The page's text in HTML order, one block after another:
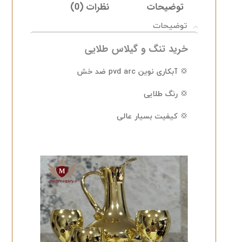
توضیحات نظرات (0)
توضیحات
خرید تنگ و گیلاس طلایی
💢 آبکاری نوین pvd arc ضد خش
💢 رنگ طلایی
💢 کیفیت بسیار عالی